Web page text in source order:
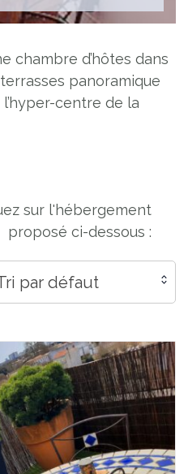
chambre d’hôtes dans
panoramique
centre de la
sur l'hébergement
proposé ci-dessous :
par défaut